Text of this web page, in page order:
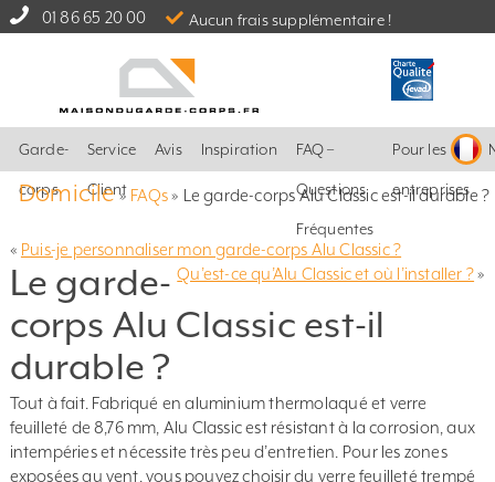
01 86 65 20 00 Aucun frais supplémentaire !
Garde-
corps
Service
Client
Avis Inspiration FAQ –
Questions
Fréquentes
Pour les
entreprises
Domicile» FAQs» Le garde-corps Alu Classic est-il durable ?
« Puis-je personnaliser mon garde-corps Alu Classic ?
Qu’est-ce qu’Alu Classic et où l’installer ?»
Le garde-
corps Alu Classic est-il
durable ?
Tout à fait. Fabriqué en aluminium thermolaqué et verre
feuilleté de 8,76 mm, Alu Classic est résistant à la corrosion, aux
intempéries et nécessite très peu d’entretien. Pour les zones
exposées au vent, vous pouvez choisir du verre feuilleté trempé